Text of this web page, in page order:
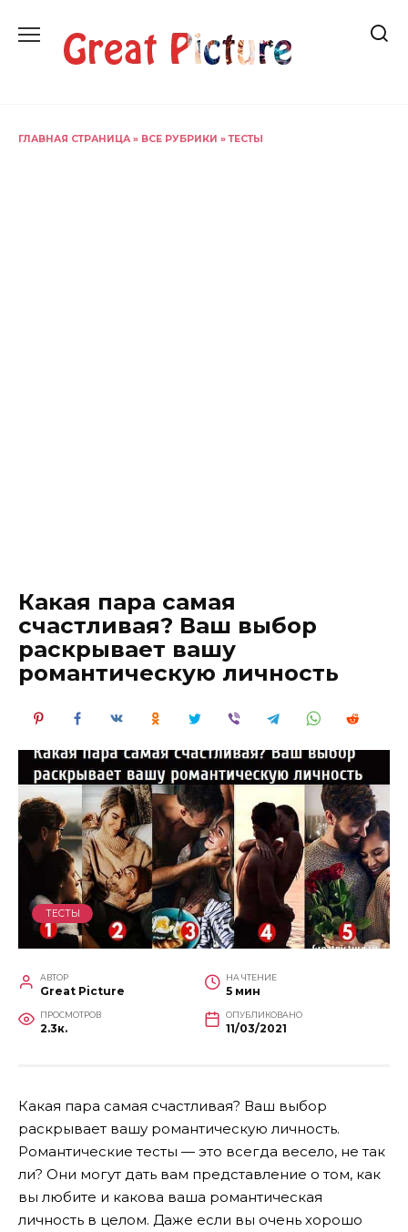
содержанию
ГЛАВНАЯ СТРАНИЦА » ВСЕ РУБРИКИ »ТЕСТЫ
Какая пара самая
счастливая? Ваш выбор
раскрывает вашу
романтическую личность
ТЕСТЫ
АВТОР
Great Picture
НА ЧТЕНИЕ
5 мин
ПРОСМОТРОВ
2.3к.
ОПУБЛИКОВАНО
11/03/2021
Какая пара самая счастливая? Ваш выбор
раскрывает вашу романтическую личность.
Романтические тесты — это всегда весело, не так
ли? Они могут дать вам представление о том, как
вы любите и какова ваша романтическая
личность в целом. Даже если вы очень хорошо